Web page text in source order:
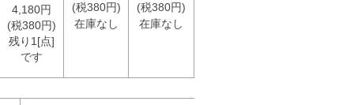
4,180円
(税380円)
残り1[点]
です
(税380円)
在庫なし
(税380円)
在庫なし